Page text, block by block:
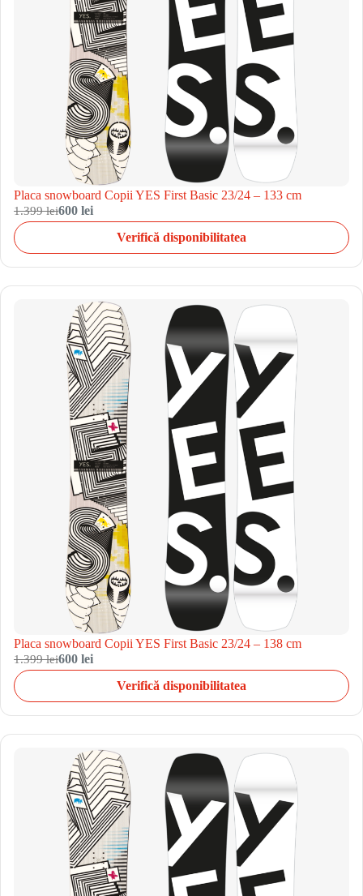
Placa snowboard Copii YES First Basic 23/24 – 133 cm
1.399 lei600 lei
Verifică disponibilitatea
Placa snowboard Copii YES First Basic 23/24 – 138 cm
1.399 lei600 lei
Verifică disponibilitatea